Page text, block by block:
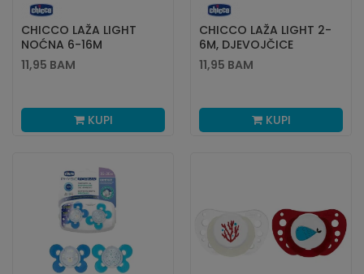
CHICCO LAŽA LIGHT
NOĆNA 6-16M
11,95 BAM
KUPI
CHICCO LAŽA LIGHT 2-
6M, DJEVOJČICE
11,95 BAM
KUPI